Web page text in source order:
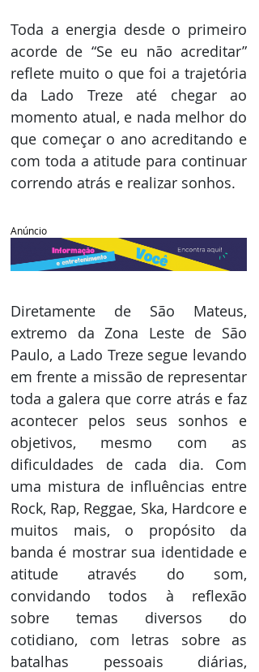
Toda a energia desde o primeiro
acorde de “Se eu não acreditar”
reflete muito o que foi a trajetória
da Lado Treze até chegar ao
momento atual, e nada melhor do
que começar o ano acreditando e
com toda a atitude para continuar
correndo atrás e realizar sonhos.
Anúncio
Diretamente de São Mateus,
extremo da Zona Leste de São
Paulo, a Lado Treze segue levando
em frente a missão de representar
toda a galera que corre atrás e faz
acontecer pelos seus sonhos e
objetivos, mesmo com as
dificuldades de cada dia. Com
uma mistura de influências entre
Rock, Rap, Reggae, Ska, Hardcore e
muitos mais, o propósito da
banda é mostrar sua identidade e
atitude através do som,
convidando todos à reflexão
sobre temas diversos do
cotidiano, com letras sobre as
batalhas pessoais diárias,